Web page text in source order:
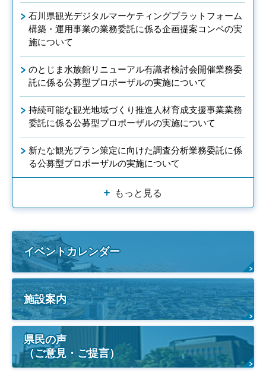
石川県観光デジタルマーケティングプラットフォーム
構築・運用事業の業務委託に係る企画提案コンペの実
施について
のとじま水族館リニューアル有識者検討会開催業務委
託に係る公募型プロポーザルの実施について
持続可能な観光地域づくり推進人材育成支援事業業務
委託に係る公募型プロポーザルの実施について
新たな観光プラン策定に向けた調査分析業務委託に係
る公募型プロポーザルの実施について
もっと見る
イベントカレンダー
施設案内
県民の声
（ご意見・ご提言）